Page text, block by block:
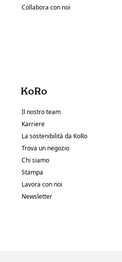
Collabora con noi
KoRo
Il nostro team
Karriere
La sostenibilità da KoRo
Trova un negozio
Chi siamo
Stampa
Lavora con noi
Newsletter